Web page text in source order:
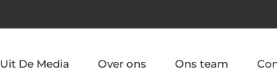
Uit De Media Over ons Ons team